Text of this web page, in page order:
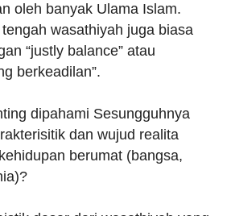
oleh banyak Ulama Islam.
wasathiyah juga biasa
“justly balance” atau
berkeadilan”.
dipahami Sesungguhnya
dan wujud realita
berumat (bangsa,